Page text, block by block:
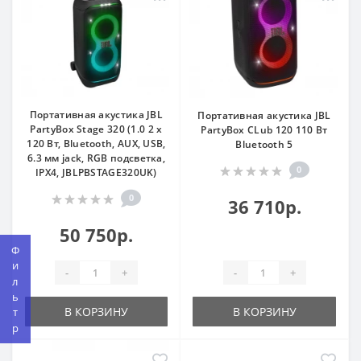
Фильтр
Портативная акустика JBL
PartyBox Stage 320 (1.0 2 x
120 Вт, Bluetooth, AUX, USB,
6.3 мм jack, RGB подсветка,
IPX4, JBLPBSTAGE320UK)
0
50 750р.
- +
В КОРЗИНУ
Портативная акустика JBL
PartyBox CLub 120 110 Вт
Bluetooth 5
0
36 710р.
- +
В КОРЗИНУ